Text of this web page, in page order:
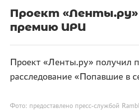
Проект «Ленты.ру»
премию ИРИ
Проект «Ленты.ру» получил
расследование «Попавшие в
Фото: предоставлено пресс-службой